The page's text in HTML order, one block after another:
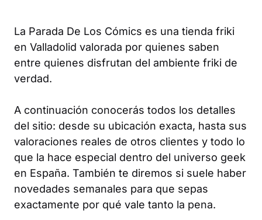
La Parada De Los Cómics es una tienda friki
en Valladolid valorada por quienes saben
entre quienes disfrutan del ambiente friki de
verdad.
A continuación conocerás todos los detalles
del sitio: desde su ubicación exacta, hasta sus
valoraciones reales de otros clientes y todo lo
que la hace especial dentro del universo geek
en España. También te diremos si suele haber
novedades semanales para que sepas
exactamente por qué vale tanto la pena.